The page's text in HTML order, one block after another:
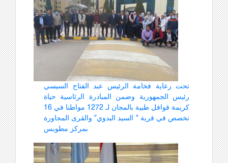
تحت رعاية فخامة الرئيس عبد الفتاح السيسي
رئيس الجمهورية وضمن المبادرة الرئاسية حياة
كريمة قوافل طبية بالمجان لـ 1272 مواطنا في 16
تخصص في قرية " السيد البدوي" والقرى المجاورة
بمركز مطوبس